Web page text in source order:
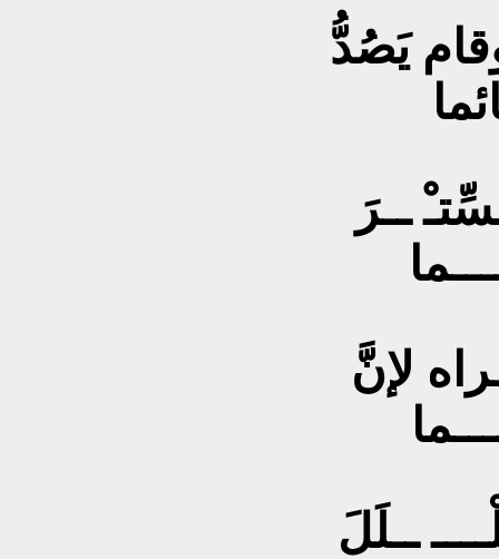
يَصُدُّ
ــرَ
لإنَّ
ــلَلَ